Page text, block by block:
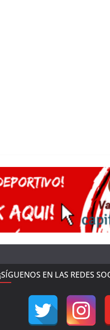
EN LAS REDES